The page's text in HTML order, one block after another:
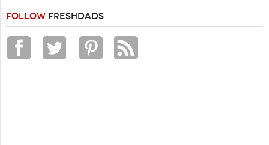
FOLLOW FRESHDADS